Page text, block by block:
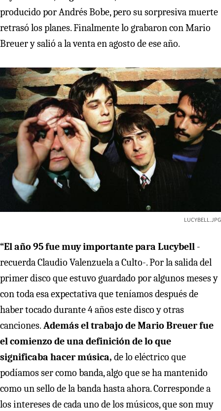
producido por Andrés Bobe, pero su sorpresiva muerte
retrasó los planes. Finalmente lo grabaron con Mario
Breuer y salió a la venta en agosto de ese año.
LUCYBELL.JPG
“El año 95 fue muy importante para Lucybell -
recuerda Claudio Valenzuela a Culto-. Por la salida del
primer disco que estuvo guardado por algunos meses y
con toda esa expectativa que teníamos después de
haber tocado durante 4 años este disco y otras
canciones. Además el trabajo de Mario Breuer fue
el comienzo de una definición de lo que
significaba hacer música, de lo eléctrico que
podíamos ser como banda, algo que se ha mantenido
como un sello de la banda hasta ahora. Corresponde a
los intereses de cada uno de los músicos, que son muy